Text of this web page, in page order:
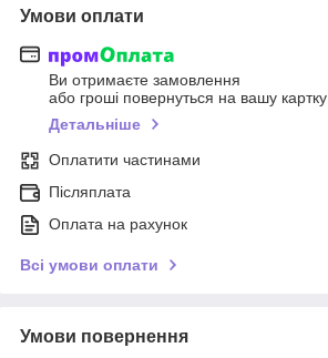
Умови оплати
Ви отримаєте замовлення
або гроші повернуться на вашу картку
Детальніше
Оплатити частинами
Післяплата
Оплата на рахунок
Всі умови оплати
Умови повернення